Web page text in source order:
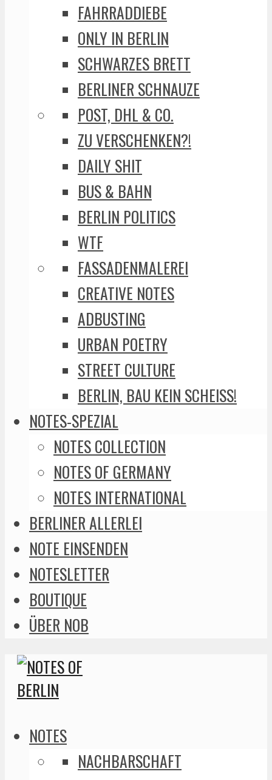
FAHRRADDIEBE
ONLY IN BERLIN
SCHWARZES BRETT
BERLINER SCHNAUZE
POST, DHL & CO.
ZU VERSCHENKEN?!
DAILY SHIT
BUS & BAHN
BERLIN POLITICS
WTF
FASSADENMALEREI
CREATIVE NOTES
ADBUSTING
URBAN POETRY
STREET CULTURE
BERLIN, BAU KEIN SCHEISS!
NOTES-SPEZIAL
NOTES COLLECTION
NOTES OF GERMANY
NOTES INTERNATIONAL
BERLINER ALLERLEI
NOTE EINSENDEN
NOTESLETTER
BOUTIQUE
ÜBER NOB
NOTES
NACHBARSCHAFT